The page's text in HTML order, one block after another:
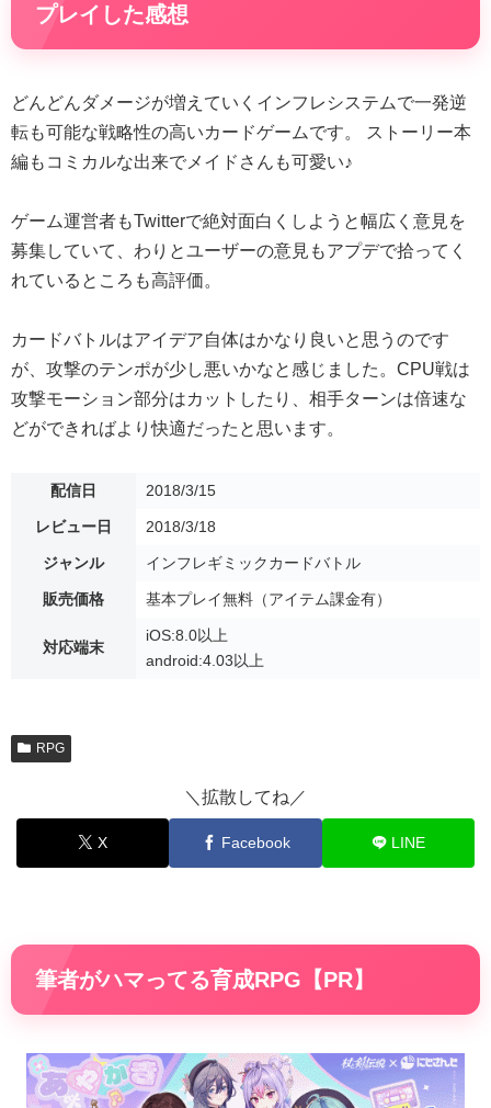
プレイした感想
どんどんダメージが増えていくインフレシステムで一発逆
転も可能な戦略性の高いカードゲームです。 ストーリー本
編もコミカルな出来でメイドさんも可愛い♪
ゲーム運営者もTwitterで絶対面白くしようと幅広く意見を
募集していて、わりとユーザーの意見もアプデで拾ってく
れているところも高評価。
カードバトルはアイデア自体はかなり良いと思うのです
が、攻撃のテンポが少し悪いかなと感じました。CPU戦は
攻撃モーション部分はカットしたり、相手ターンは倍速な
どができればより快適だったと思います。
配信日 2018/3/15
レビュー日 2018/3/18
ジャンル インフレギミックカードバトル
販売価格 基本プレイ無料（アイテム課金有）
対応端末
iOS:8.0以上
android:4.03以上
RPG
＼拡散してね／
X Facebook LINE
筆者がハマってる育成RPG【PR】